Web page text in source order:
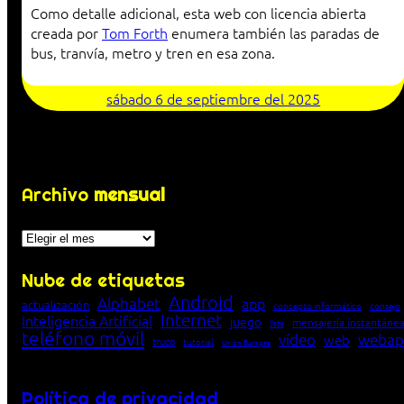
Como detalle adicional, esta web con licencia abierta
creada porTom Forth enumera también las paradas de
bus, tranvía, metro y tren en esa zona.
sábado 6 de septiembre del 2025
Archivo mensual
Archivos
Nube de etiquetas
actualización Alphabet Android app concepto informático consejo
Inteligencia Artificial Internet juego lista mensajería instantánea
teléfono móvil truco tutorial Unión Europea vídeo web
Política de privacidad